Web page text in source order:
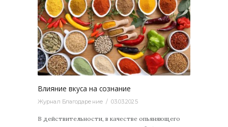
Влияние вкуса на сознание
Журнал Благодарение 03.03.2025
В действительности, в качестве опьяняющего